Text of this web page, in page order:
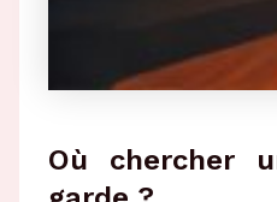
Où chercher